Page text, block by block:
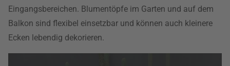
Eingangsbereichen. Blumentöpfe im Garten und auf dem
Balkon sind flexibel einsetzbar und können auch kleinere
Ecken lebendig dekorieren.